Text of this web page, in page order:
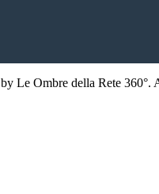
by Le Ombre della Rete 360°.